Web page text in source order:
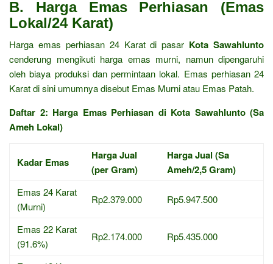
B. Harga Emas Perhiasan (Emas
Lokal/24 Karat)
Harga emas perhiasan 24 Karat di pasar Kota Sawahlunto
cenderung mengikuti harga emas murni, namun dipengaruhi
oleh biaya produksi dan permintaan lokal. Emas perhiasan 24
Karat di sini umumnya disebut Emas Murni atau Emas Patah.
Daftar 2: Harga Emas Perhiasan di Kota Sawahlunto (Sa
Ameh Lokal)
Kadar Emas
Harga Jual
(per Gram)
Harga Jual (Sa
Ameh/2,5 Gram)
Emas 24 Karat
(Murni)
Rp2.379.000 Rp5.947.500
Emas 22 Karat
(91.6%)
Rp2.174.000 Rp5.435.000